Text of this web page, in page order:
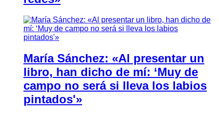
María Sánchez: «Al presentar un
libro, han dicho de mí: ‘Muy de
campo no será si lleva los labios
pintados'»